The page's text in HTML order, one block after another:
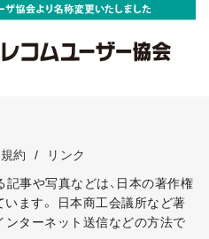
約 /
リンク
事や写真などは、日本の著作権
ます。
日本商工会議所など著
ンターネット送信などの方法で